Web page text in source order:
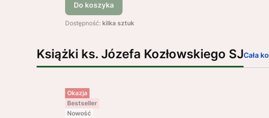
Do koszyka
Dostępność: kilka sztuk
Książki ks. Józefa Kozłowskiego SJCała
Okazja
Bestseller
Nowość